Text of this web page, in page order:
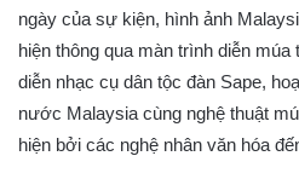
ngày của sự kiện, hình ảnh
hiện thông qua màn trình diễn
diễn nhạc cụ dân tộc đàn Sape,
nước Malaysia cùng nghệ thuật
hiện bởi các nghệ nhân văn hóa